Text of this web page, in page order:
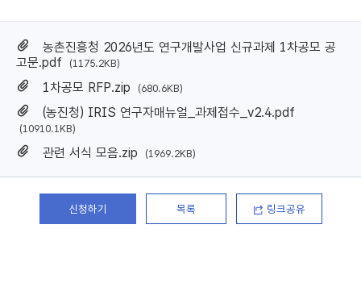
농촌진흥청 2026년도 연구개발사업 신규과제 1차공모 공
고문.pdf
(1175.2KB)
1차공모 RFP.zip (680.6KB)
(농진청) IRIS 연구자매뉴얼_과제접수_v2.4.pdf
(10910.1KB)
관련 서식 모음.zip (1969.2KB)
신청하기 목록 링크공유